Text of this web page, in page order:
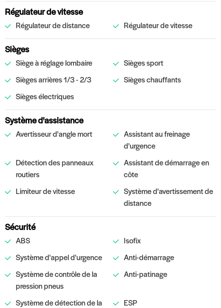
Régulateur de vitesse
Régulateur de distance Régulateur de vitesse
Sièges
Siège à réglage lombaire
Sièges sport
Sièges arrières 1/3 - 2/3
Sièges chauffants
Sièges électriques
Système d'assistance
Avertisseur d'angle mort
Assistant au freinage
d'urgence
Détection des panneaux
routiers
Assistant de démarrage en
côte
Limiteur de vitesse
Système d'avertissement de
distance
Sécurité
ABS
Isofix
Système d'appel d'urgence
Anti-démarrage
Système de contrôle de la
pression pneus
Anti-patinage
Système de détection de la
ESP